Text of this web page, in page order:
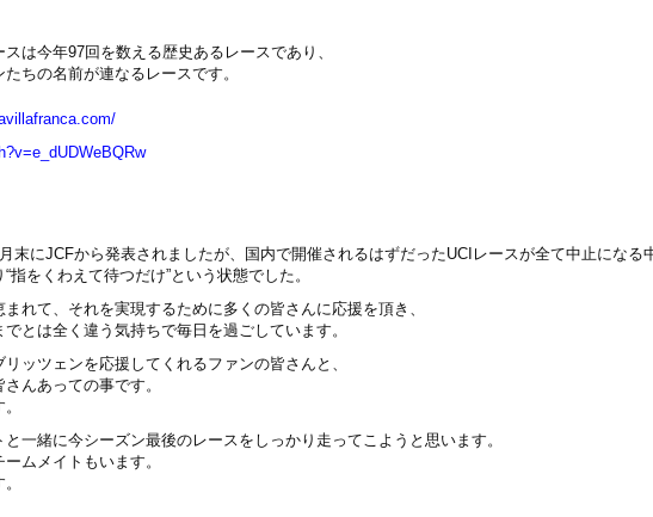
スは今年97回を数える歴史あるレースであり、
ちの名前が連なるレースです。
末にJCFから発表されましたが、国内で開催されるはずだったUCIレースが全て中止になる
をくわえて待つだけ”という状態でした。
れて、それを実現するために多くの皆さんに応援を頂き、
とは全く違う気持ちで毎日を過ごしています。
ッツェンを応援してくれるファンの皆さんと、
んあっての事です。
一緒に今シーズン最後のレースをしっかり走ってこようと思います。
ムメイトもいます。